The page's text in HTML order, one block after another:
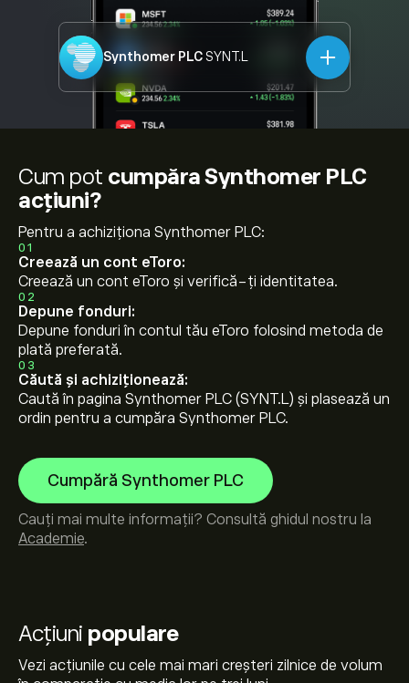
Synthomer PLC SYNT.L
Acțiuni populare
Vezi acțiunile cu cele mai mari creșteri zilnice de volum
Cum pot cumpăra Synthomer PLC
acțiuni?
Pentru a achiziționa Synthomer PLC:
01
Creează un cont eToro:
Creează un cont eToro și verifică-ți identitatea.
02
Depune fonduri:
Depune fonduri în contul tău eToro folosind metoda de
plată preferată.
03
Căută și achiziționează:
Caută în pagina Synthomer PLC (SYNT.L) și plasează un
ordin pentru a cumpăra Synthomer PLC.
Cumpără Synthomer PLC
Cauți mai multe informații? Consultă ghidul nostru la
Academie.